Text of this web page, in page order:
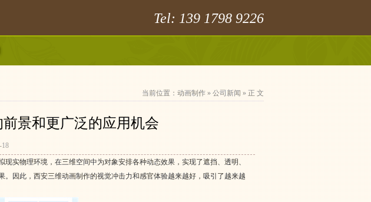
Tel: 139 1798 9226
当前位置：动画制作»公司新闻» 正 文
景和更广泛的应用机会
实物理环境，在三维空间中为对象安排各种动态效果，实现了遮挡、透明、
因此，西安三维动画制作的视觉冲击力和感官体验越来越好，吸引了越来越